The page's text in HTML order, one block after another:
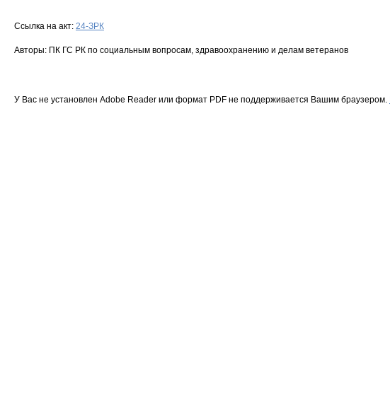
Ссылка на акт: 24-ЗРК
Авторы: ПК ГС РК по социальным вопросам, здравоохранению и делам ветеранов
У Вас не установлен Adobe Reader или формат PDF не поддерживается Вашим браузером.